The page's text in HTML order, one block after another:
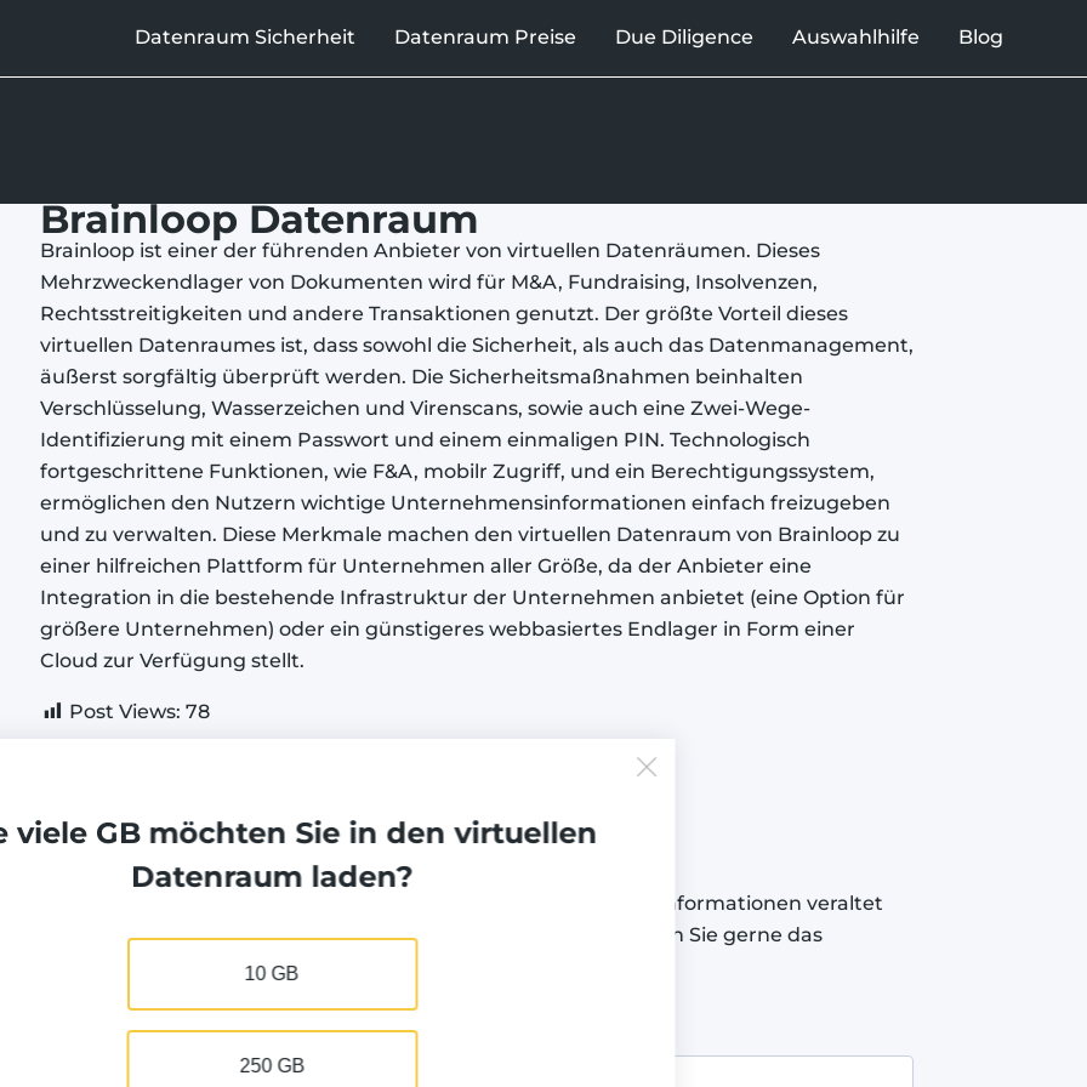
Datenraum Sicherheit Datenraum Preise Due Diligence Auswahlhilfe Blog
Brainloop Datenraum
Brainloop ist einer der führenden Anbieter von virtuellen Datenräumen. Dieses
Mehrzweckendlager von Dokumenten wird für M&A, Fundraising, Insolvenzen,
Rechtsstreitigkeiten und andere Transaktionen genutzt. Der größte Vorteil dieses
virtuellen Datenraumes ist, dass sowohl die Sicherheit, als auch das Datenmanagement,
äußerst sorgfältig überprüft werden. Die Sicherheitsmaßnahmen beinhalten
Verschlüsselung, Wasserzeichen und Virenscans, sowie auch eine Zwei-Wege-
Identifizierung mit einem Passwort und einem einmaligen PIN. Technologisch
fortgeschrittene Funktionen, wie F&A, mobilr Zugriff, und ein Berechtigungssystem,
ermöglichen den Nutzern wichtige Unternehmensinformationen einfach freizugeben
und zu verwalten. Diese Merkmale machen den virtuellen Datenraum von Brainloop zu
einer hilfreichen Plattform für Unternehmen aller Größe, da der Anbieter eine
Integration in die bestehende Infrastruktur der Unternehmen anbietet (eine Option für
größere Unternehmen) oder ein günstigeres webbasiertes Endlager in Form einer
Cloud zur Verfügung stellt.
Post Views: 78
Eine Bearbeitung vorschlagen
Wenn Sie Unstimmigkeiten in der Bewertung bemerken oder Informationen veraltet
sind, sind wir offen für Ihre Kommentare und Vorschläge. Nutzen Sie gerne das
untenstehende Kontaktformular, um uns zu erreichen.
viele GB möchten Sie in den virtuellen
Datenraum laden?
10 GB
250 GB